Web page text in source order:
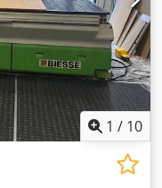
1 / 10